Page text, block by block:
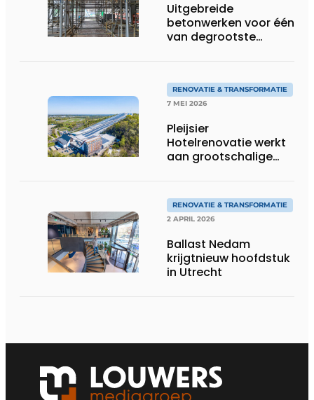
Uitgebreide
betonwerken voor één
van degrootste
van Europa
RENOVATIE & TRANSFORMATIE
7 MEI 2026
Pleijsier
Hotelrenovatie werkt
aan grootschalige
Landgraaf
RENOVATIE & TRANSFORMATIE
2 APRIL 2026
Ballast Nedam
krijgtnieuw hoofdstuk
in Utrecht